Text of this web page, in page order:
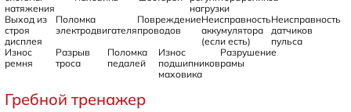
натяжения
нагрузки
Выход из
строя
дисплея
Поломка
электродвигателя
Повреждение
проводов
Неисправность
аккумулятора
(если есть)
Неисправность
датчиков
пульса
Износ
ремня
Разрыв
троса
Поломка
педалей
Износ
подшипников
маховика
Разрушение
рамы
Гребной тренажер